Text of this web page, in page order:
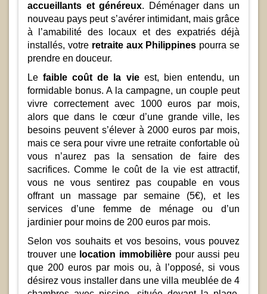
accueillants et généreux. Déménager dans un
nouveau pays peut s’avérer intimidant, mais grâce
à l’amabilité des locaux et des expatriés déjà
installés, votre retraite aux Philippines pourra se
prendre en douceur.
Lefaible coût de la vieest, bien entendu, un
formidable bonus. A la campagne, un couple peut
vivre correctement avec 1000 euros par mois,
alors que dans le cœur d’une grande ville, les
besoins peuvent s’élever à 2000 euros par mois,
mais ce sera pour vivre une retraite confortable où
vous n’aurez pas la sensation de faire des
sacrifices. Comme le coût de la vie est attractif,
vous ne vous sentirez pas coupable en vous
offrant un massage par semaine (5€), et les
services d’une femme de ménage ou d’un
jardinier pour moins de 200 euros par mois.
Selon vos souhaits et vos besoins, vous pouvez
trouver une location immobilière pour aussi peu
que 200 euros par mois ou, à l’opposé, si vous
désirez vous installer dans une villa meublée de 4